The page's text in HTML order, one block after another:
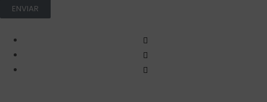
ENVIAR